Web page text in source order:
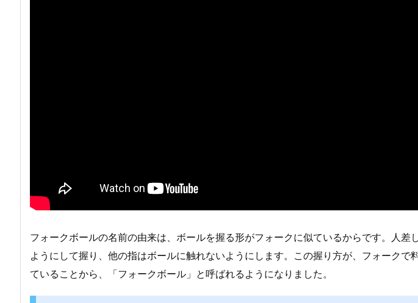
フォークボールの名前の由来は、ボールを握る形がフォークに似ているからです。人差
ようにして握り、他の指はボールに触れないようにします。この握り方が、フォークで
ていることから、「フォークボール」と呼ばれるようになりました。